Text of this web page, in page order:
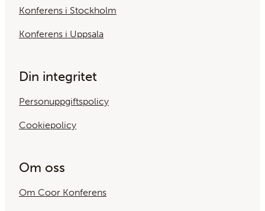
Konferens i Stockholm
Konferens i Uppsala
Din integritet
Personuppgiftspolicy
Cookiepolicy
Om oss
Om Coor Konferens